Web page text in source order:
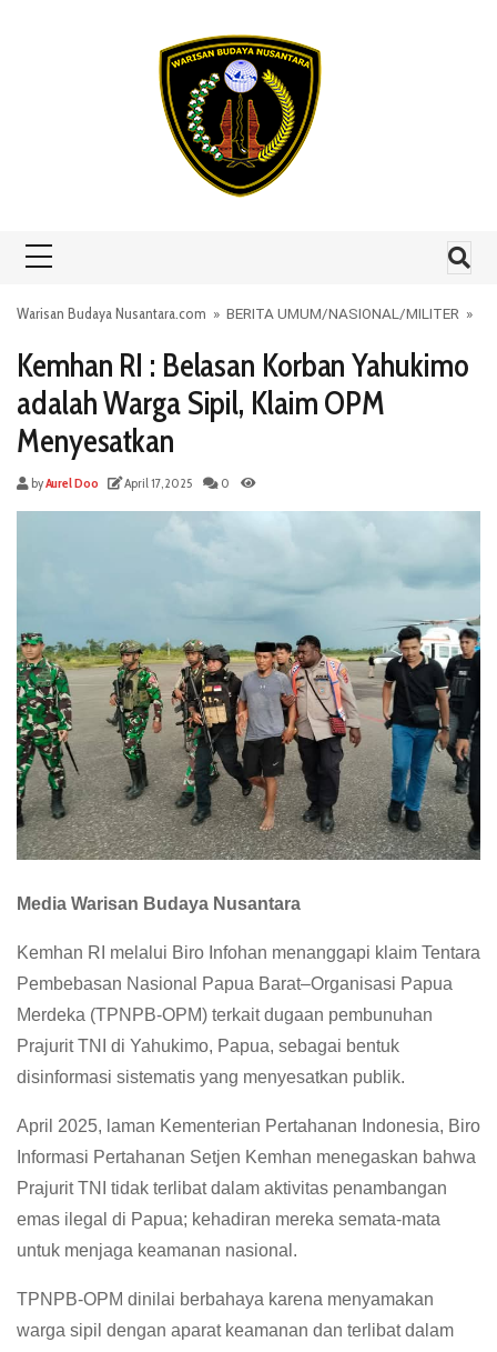
Warisan Budaya Nusantara.com » BERITA UMUM/NASIONAL /MILITER »
Kemhan RI : Belasan Korban Yahukimo
adalah Warga Sipil, Klaim OPM
Menyesatkan
byAurel Doo April 17, 2025 0
Media Warisan Budaya Nusantara
Kemhan RI melalui Biro Infohan menanggapi klaim Tentara
Pembebasan Nasional Papua Barat–Organisasi Papua
Merdeka (TPNPB-OPM) terkait dugaan pembunuhan
Prajurit TNI di Yahukimo, Papua, sebagai bentuk
disinformasi sistematis yang menyesatkan publik.
April 2025, laman Kementerian Pertahanan Indonesia, Biro
Informasi Pertahanan Setjen Kemhan menegaskan bahwa
Prajurit TNI tidak terlibat dalam aktivitas penambangan
emas ilegal di Papua; kehadiran mereka semata-mata
untuk menjaga keamanan nasional.
TPNPB-OPM dinilai berbahaya karena menyamakan
warga sipil dengan aparat keamanan dan terlibat dalam